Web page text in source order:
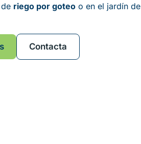
riego por goteo o en el jardín
Contacta